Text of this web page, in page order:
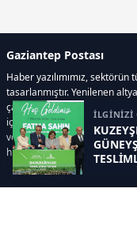
İLGİNİZİ
Gaziantep Postası
Haber yazılımımız,
tasarlanmıştır. Yenilenen
çağdaş bir deneyim sunar.
içerir. Siz içerik üretmeye
ve süreçlerinizi kolaylaştırır.
hızlı ve keyifle takip edebilir.